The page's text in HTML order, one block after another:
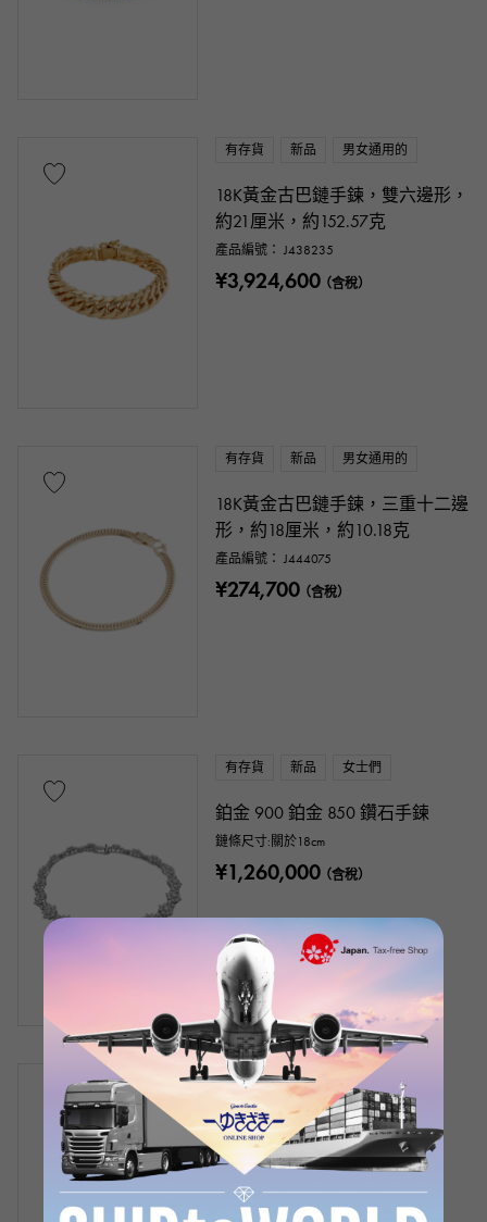
有存貨 新品 男女通用的
18K黃金古巴鏈手鍊，雙六邊形，
約21厘米，約152.57克
產品編號： J438235
¥3,924,600（含稅）
有存貨 新品 男女通用的
18K黃金古巴鏈手鍊，三重十二邊
形，約18厘米，約10.18克
產品編號： J444075
¥274,700（含稅）
有存貨 新品 女士們
鉑金 900 鉑金 850 鑽石手鍊
鏈條尺寸:關於18cm
¥1,260,000（含稅）
有存貨 新品 女士們
K18黃金鑽石手鍊
鏈條尺寸:關於18.5cm
¥50,000